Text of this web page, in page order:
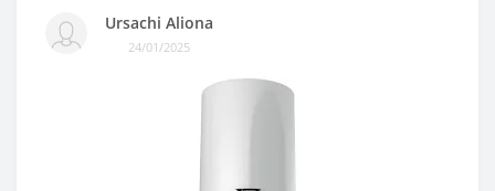
Ursachi Aliona
24/01/2025